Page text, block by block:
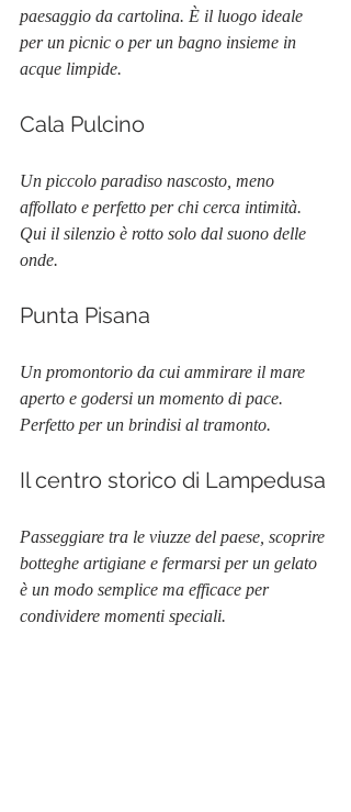
paesaggio da cartolina. È il luogo ideale
per un picnic o per un bagno insieme in
acque limpide.
Cala Pulcino
Un piccolo paradiso nascosto, meno
affollato e perfetto per chi cerca intimità.
Qui il silenzio è rotto solo dal suono delle
onde.
Punta Pisana
Un promontorio da cui ammirare il mare
aperto e godersi un momento di pace.
Perfetto per un brindisi al tramonto.
Il centro storico di Lampedusa
Passeggiare tra le viuzze del paese, scoprire
botteghe artigiane e fermarsi per un gelato
è un modo semplice ma efficace per
condividere momenti speciali.